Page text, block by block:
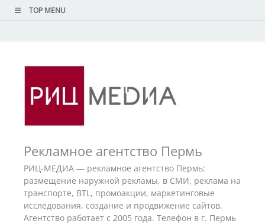
TOP MENU
Рекламное агентство Пермь
РИЦ-МЕДИА — рекламное агентство Пермь:
размещение наружной рекламы, в СМИ, реклама на
транспорте, BTL, промоакции, маркетинговые
исследования, создание и продвижение сайтов.
Агентство работает с 2005 года. Телефон в г. Пермь